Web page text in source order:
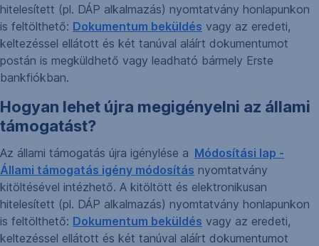
hitelesített (pl. DÁP alkalmazás) nyomtatvány honlapunkon
is feltölthető: Dokumentum beküldés vagy az eredeti,
keltezéssel ellátott és két tanúval aláírt dokumentumot
postán is megküldhető vagy leadható bármely Erste
bankfiókban.
Hogyan lehet újra megigényelni az állami
támogatást?
Az állami támogatás újra igénylése a Módosítási lap -
Állami támogatás igény módosítás nyomtatvány
kitöltésével intézhető. A kitöltött és elektronikusan
hitelesített (pl. DÁP alkalmazás) nyomtatvány honlapunkon
is feltölthető: Dokumentum beküldés vagy az eredeti,
keltezéssel ellátott és két tanúval aláírt dokumentumot